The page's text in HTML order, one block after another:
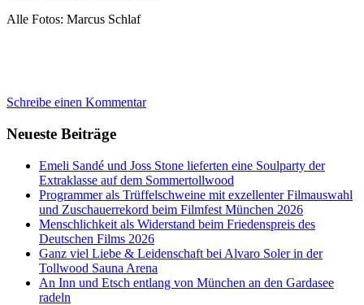
Alle Fotos: Marcus Schlaf
Schreibe einen Kommentar
Neueste Beiträge
Emeli Sandé und Joss Stone lieferten eine Soulparty der
Extraklasse auf dem Sommertollwood
Programmer als Trüffelschweine mit exzellenter Filmauswahl
und Zuschauerrekord beim Filmfest München 2026
Menschlichkeit als Widerstand beim Friedenspreis des
Deutschen Films 2026
Ganz viel Liebe & Leidenschaft bei Alvaro Soler in der
Tollwood Sauna Arena
An Inn und Etsch entlang von München an den Gardasee
radeln